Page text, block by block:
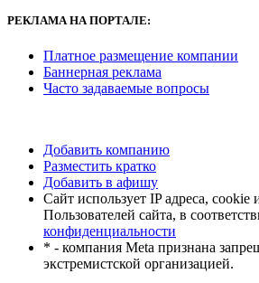
РЕКЛАМАНА ПОРТАЛЕ:
Платное размещение компании
Баннерная реклама
Часто задаваемые вопросы
Добавить компанию
Разместить кратко
Добавить в афишу
Сайт использует IP адреса,
Пользователей сайта, в
конфиденциальности
* - компания Meta признана
экстремистской организацией.